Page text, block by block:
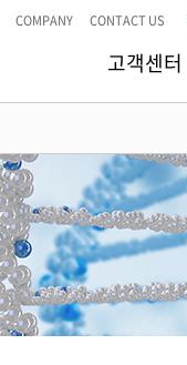
COMPANY CONTACT US
고객센터